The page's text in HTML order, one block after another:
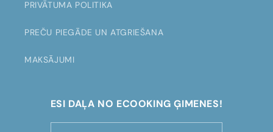
PRIVĀTUMA POLITIKA
PREČU PIEGĀDE UN ATGRIEŠANA
MAKSĀJUMI
ESI DAĻA NO ECOOKING ĢIMENES!